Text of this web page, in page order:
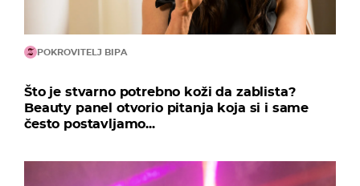
POKROVITELJ BIPA
Što je stvarno potrebno koži da zablista?
Beauty panel otvorio pitanja koja si i same
često postavljamo...